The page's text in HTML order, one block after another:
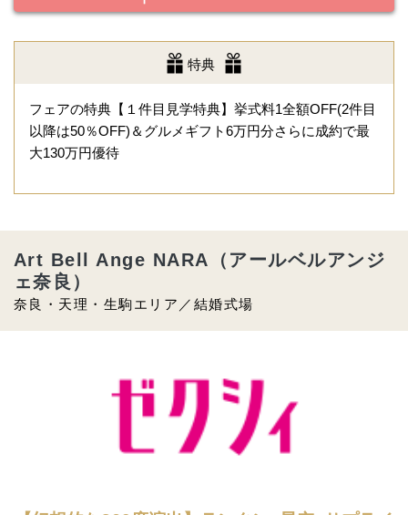
特典
フェアの特典【１件目見学特典】挙式料1全額OFF(2件目
以降は50％OFF)＆グルメギフト6万円分さらに成約で最
大130万円優待
奈良・天理・生駒エリア／結婚式場
Art Bell Ange NARA（アールベルアンジ
ェ奈良）